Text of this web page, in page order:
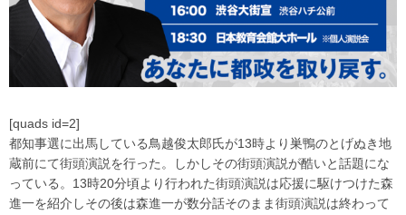
[quads id=2]
都知事選に出馬している鳥越俊太郎氏が13時より巣鴨のとげぬき地
蔵前にて街頭演説を行った。しかしその街頭演説が酷いと話題にな
っている。13時20分頃より行われた街頭演説は応援に駆けつけた森
進一を紹介しその後は森進一が数分話そのまま街頭演説は終わって